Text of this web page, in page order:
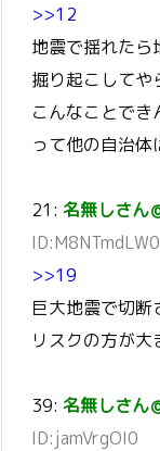
>>12
地震で揺れたら
掘り起こしてや
こんなことで
って他の自治
21: 名無しさん
ID:M8NTmdLW0
>>19
巨大地震で切
リスクの方が大
39: 名無しさん
ID:jamVrgOI0